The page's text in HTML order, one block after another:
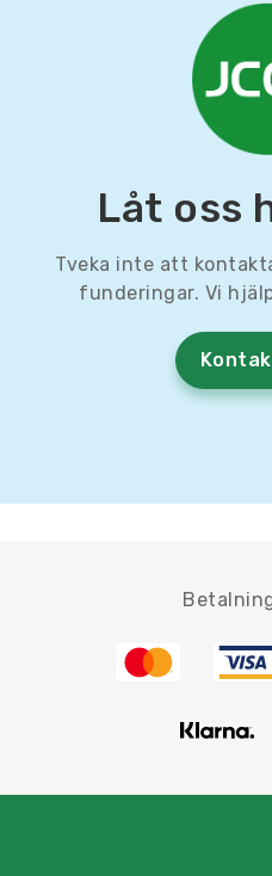
Låt oss
Tveka inte att
funderingar. Vi